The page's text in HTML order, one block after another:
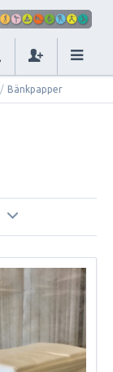
/ Bänkpapper